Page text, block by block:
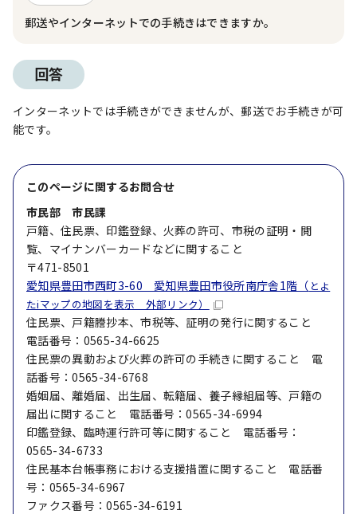
郵送やインターネットでの手続きはできますか。
回答
インターネットでは手続きができませんが、郵送でお手続きが可
能です。
このページに関するお問合せ
市民部 市民課
戸籍、住民票、印鑑登録、火葬の許可、市税の証明・閲
覧、マイナンバーカードなどに関すること
〒471-8501
愛知県豊田市西町3-60 愛知県豊田市役所南庁舎1階（ とよ
たiマップの地図を表示 外部リンク）
住民票、戸籍謄抄本、市税等、証明の発行に関すること
電話番号：0565-34-6625
住民票の異動および火葬の許可の手続きに関すること 電
話番号：0565-34-6768
婚姻届、離婚届、出生届、転籍届、養子縁組届等、戸籍の
届出に関すること 電話番号：0565-34-6994
印鑑登録、臨時運行許可等に関すること 電話番号：
0565-34-6733
住民基本台帳事務における支援措置に関すること 電話番
号：0565-34-6967
ファクス番号：0565-34-6191